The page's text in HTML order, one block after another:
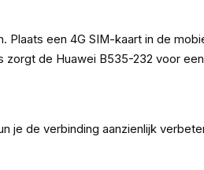
een 4G SIM-kaart in de
de Huawei B535-232 voor
je de verbinding aanzienlijk